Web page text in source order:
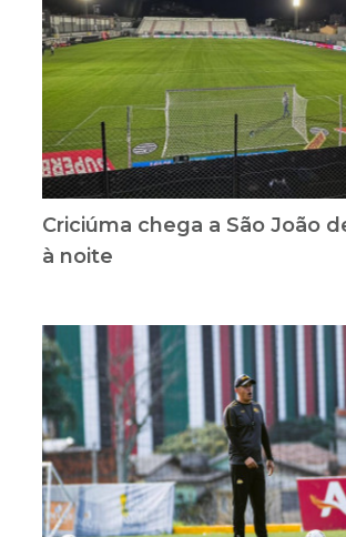
Criciúma chega a São João
à noite